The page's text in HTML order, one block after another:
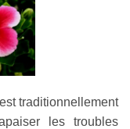
traditionnellement
les troubles